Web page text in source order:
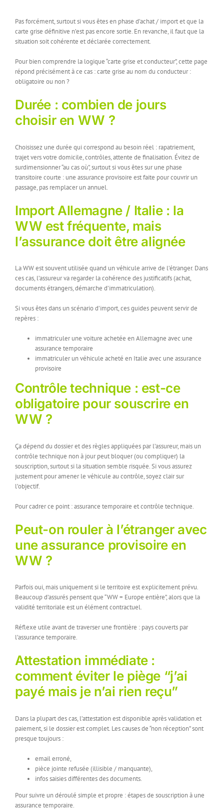
Pas forcément, surtout si vous êtes en phase d’achat / import et que la
carte grise définitive n’est pas encore sortie. En revanche, il faut que la
situation soit cohérente et déclarée correctement.
Pour bien comprendre la logique “carte grise et conducteur”, cette page
répond précisément à ce cas : carte grise au nom du conducteur :
obligatoire ou non ?
Durée : combien de jours
choisir en WW ?
Choisissez une durée qui correspond au besoin réel : rapatriement,
trajet vers votre domicile, contrôles, attente de finalisation. Évitez de
surdimensionner “au cas où”, surtout si vous êtes sur une phase
transitoire courte : une assurance provisoire est faite pour couvrir un
passage, pas remplacer un annuel.
Import Allemagne / Italie : la
WW est fréquente, mais
l’assurance doit être alignée
La WW est souvent utilisée quand un véhicule arrive de l’étranger. Dans
ces cas, l’assureur va regarder la cohérence des justificatifs (achat,
documents étrangers, démarche d’immatriculation).
Si vous êtes dans un scénario d’import, ces guides peuvent servir de
repères :
immatriculer une voiture achetée en Allemagne avec une
assurance temporaire
immatriculer un véhicule acheté en Italie avec une assurance
provisoire
Contrôle technique : est-ce
obligatoire pour souscrire en
WW ?
Ça dépend du dossier et des règles appliquées par l’assureur, mais un
contrôle technique non à jour peut bloquer (ou compliquer) la
souscription, surtout si la situation semble risquée. Si vous assurez
justement pour amener le véhicule au contrôle, soyez clair sur
l’objectif.
Pour cadrer ce point : assurance temporaire et contrôle technique.
Peut-on rouler à l’étranger avec
une assurance provisoire en
WW ?
Parfois oui, mais uniquement si le territoire est explicitement prévu.
Beaucoup d’assurés pensent que “WW = Europe entière”, alors que la
validité territoriale est un élément contractuel.
Réflexe utile avant de traverser une frontière : pays couverts par
l’assurance temporaire.
Attestation immédiate :
comment éviter le piège “j’ai
payé mais je n’ai rien reçu”
Dans la plupart des cas, l’attestation est disponible après validation et
paiement, si le dossier est complet. Les causes de “non réception” sont
presque toujours :
email erroné,
pièce jointe refusée (illisible / manquante),
infos saisies différentes des documents.
Pour suivre un déroulé simple et propre : étapes de souscription à une
assurance temporaire.